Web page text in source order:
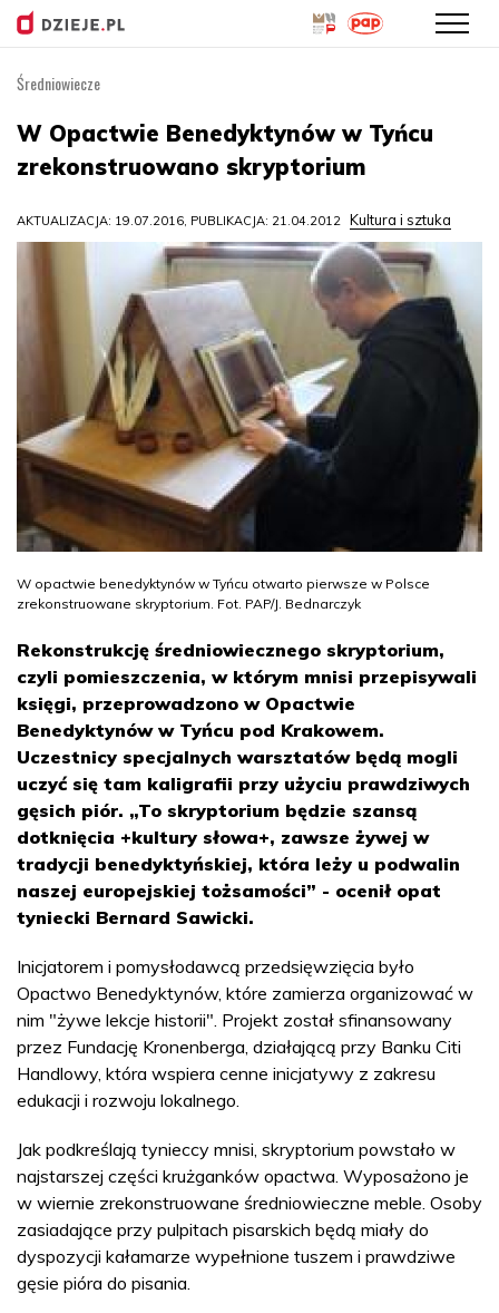
treści
Średniowiecze
W Opactwie Benedyktynów w Tyńcu
zrekonstruowano skryptorium
AKTUALIZACJA: 19.07.2016, PUBLIKACJA: 21.04.2012 Kultura i sztuka
W opactwie benedyktynów w Tyńcu otwarto pierwsze w Polsce
zrekonstruowane skryptorium. Fot. PAP/J. Bednarczyk
Rekonstrukcję średniowiecznego skryptorium,
czyli pomieszczenia, w którym mnisi przepisywali
księgi, przeprowadzono w Opactwie
Benedyktynów w Tyńcu pod Krakowem.
Uczestnicy specjalnych warsztatów będą mogli
uczyć się tam kaligrafii przy użyciu prawdziwych
gęsich piór. „To skryptorium będzie szansą
dotknięcia +kultury słowa+, zawsze żywej w
tradycji benedyktyńskiej, która leży u podwalin
naszej europejskiej tożsamości” - ocenił opat
tyniecki Bernard Sawicki.
Inicjatorem i pomysłodawcą przedsięwzięcia było
Opactwo Benedyktynów, które zamierza organizować w
nim "żywe lekcje historii". Projekt został sfinansowany
przez Fundację Kronenberga, działającą przy Banku Citi
Handlowy, która wspiera cenne inicjatywy z zakresu
edukacji i rozwoju lokalnego.
Jak podkreślają tynieccy mnisi, skryptorium powstało w
najstarszej części krużganków opactwa. Wyposażono je
w wiernie zrekonstruowane średniowieczne meble. Osoby
zasiadające przy pulpitach pisarskich będą miały do
dyspozycji kałamarze wypełnione tuszem i prawdziwe
gęsie pióra do pisania.